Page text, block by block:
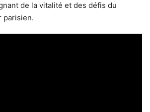
de la vitalité et des défis du
parisien.